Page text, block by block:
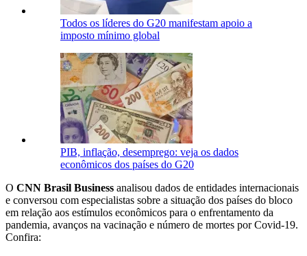
Todos os líderes do G20 manifestam apoio a
imposto mínimo global
PIB, inflação, desemprego: veja os dados
econômicos dos países do G20
O CNN Brasil Business analisou dados de entidades internacionais
e conversou com especialistas sobre a situação dos países do bloco
em relação aos estímulos econômicos para o enfrentamento da
pandemia, avanços na vacinação e número de mortes por Covid-19.
Confira: